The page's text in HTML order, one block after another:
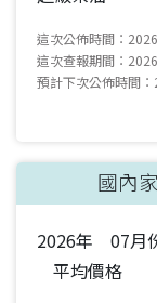
這次公佈時間：
這次查報期間：
預計下次公佈時間
國內
2026年 07月
平均價格